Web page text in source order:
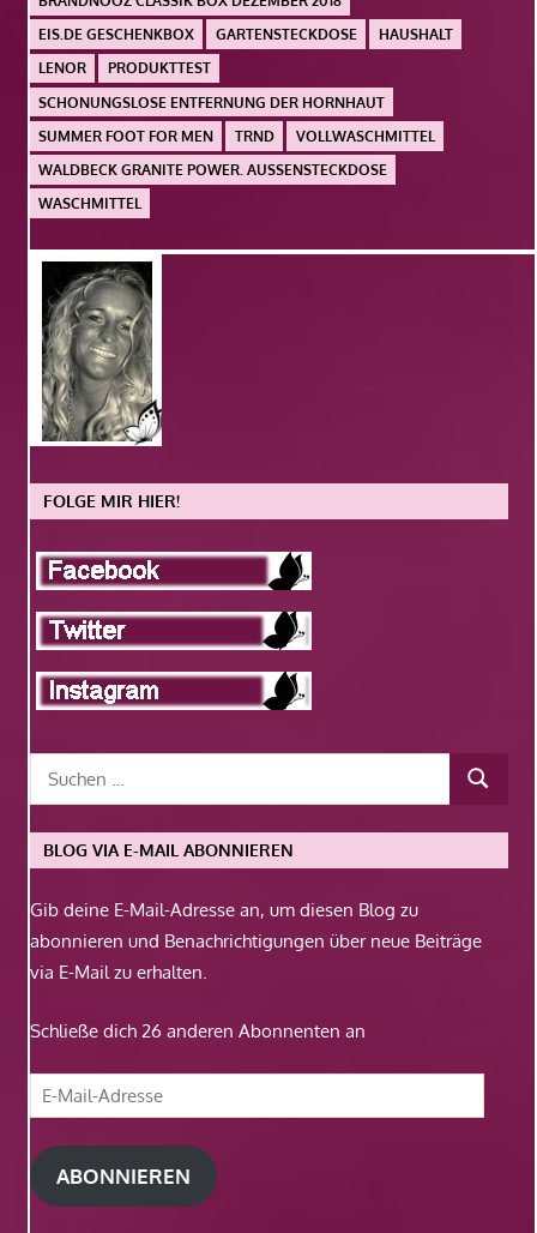
EIS.DE GESCHENKBOX
GARTENSTECKDOSE
HAUSHALT
LENOR
PRODUKTTEST
SCHONUNGSLOSE ENTFERNUNG DER HORNHAUT
SUMMER FOOT FOR MEN
TRND
VOLLWASCHMITTEL
WALDBECK GRANITE POWER. AUSSENSTECKDOSE
WASCHMITTEL
FOLGE MIR HIER!
BLOG VIA E-MAIL ABONNIEREN
Gib deine E-Mail-Adresse an, um diesen Blog zu
abonnieren und Benachrichtigungen über neue Beiträge
via E-Mail zu erhalten.
Schließe dich 26 anderen Abonnenten an
E-
Mail-
Adresse
ABONNIEREN